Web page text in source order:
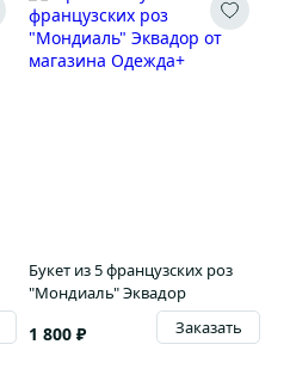
Букет из 5 французских роз
"Мондиаль" Эквадор
1 800 ₽ Заказать